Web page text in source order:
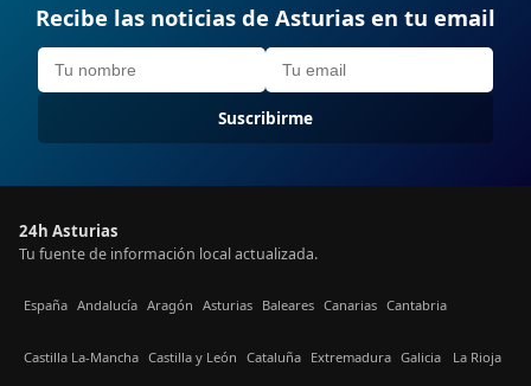
Recibe las noticias de Asturias en tu email
Suscribirme
24h Asturias
Tu fuente de información local actualizada.
España Andalucía Aragón Asturias Baleares Canarias Cantabria
Castilla La-Mancha Castilla y León Cataluña Extremadura Galicia La Rioja